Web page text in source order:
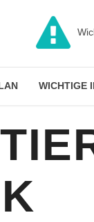
WICHTIGE